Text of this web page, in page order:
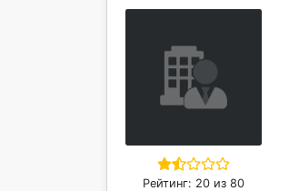
Рейтинг: 20 из 80